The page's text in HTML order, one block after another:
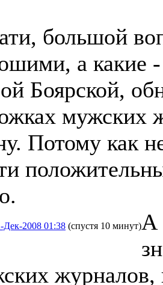
большой
а какие
Боярской,
мужских
Потому как
Дек-2008 01:38 (спустя 10 минут)А
журналов,